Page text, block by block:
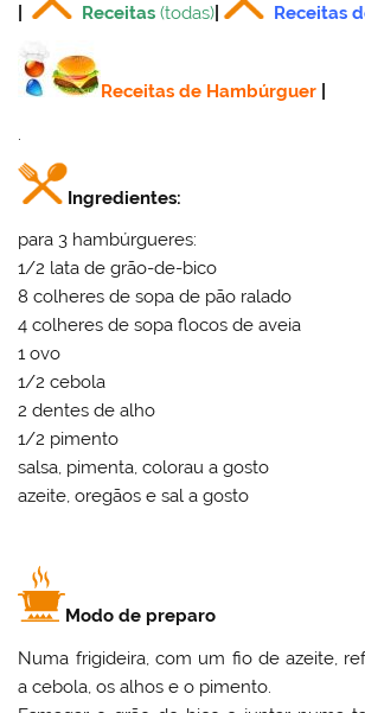
Receitas (todas) Receitas
Receitas de Hambúrguer
.
Ingredientes:
para 3 hambúrgueres:
1/2 lata de grão-de-bico
8 colheres de sopa de pão ralado
4 colheres de sopa flocos de aveia
1 ovo
1/2 cebola
2 dentes de alho
1/2 pimento
salsa, pimenta, colorau a gosto
azeite, oregãos e sal a gosto
Modo de preparo
Numa frigideira, com um fio de azeite,
a cebola, os alhos e o pimento.